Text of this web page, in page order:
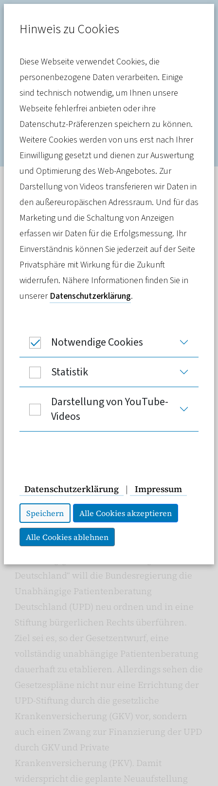
Versorgung
Pläne zur UPD-Reform gehen
in falsche Richtung
Pressemitteilung 01. März 2023
Gemeinsame Pressemitteilung des GKV-
Spitzenverbands und des PKV-Verbands
anlässlich der öffentlichen Anhörung
vor dem Gesundheitsausschuss des
Deutschen Bundestages zum
Gesetzentwurf zur Errichtung einer
Stiftung Unabhängige
Mit dem heute in der Anhörung des
Gesundheitsausschusses des Bundestages
beratenen „15. Gesetz zur Änderung des
Fünften Buches Sozialgesetzbuch - Stiftung
Deutschland“ will die Bundesregierung die
Unabhängige Patientenberatung
Deutschland (UPD) neu ordnen und in eine
Stiftung bürgerlichen Rechts überführen.
Ziel sei es, so der Gesetzentwurf, eine
vollständig unabhängige Patientenberatung
dauerhaft zu etablieren. Allerdings sehen die
Gesetzespläne nicht nur eine Errichtung der
UPD-Stiftung durch die gesetzliche
Krankenversicherung (GKV) vor, sondern
auch einen Zwang zur Finanzierung der UPD
durch GKV und Private
Krankenversicherung (PKV). Damit
widerspricht die geplante Neuaufstellung
Hinweis zu Cookies
Diese Webseite verwendet Cookies, die
personenbezogene Daten verarbeiten. Einige
sind technisch notwendig, um Ihnen unsere
Webseite fehlerfrei anbieten oder ihre
Datenschutz-Präferenzen speichern zu können.
Weitere Cookies werden von uns erst nach Ihrer
Einwilligung gesetzt und dienen zur Auswertung
und Optimierung des Web-Angebotes. Zur
Darstellung von Videos transferieren wir Daten in
den außereuropäischen Adressraum. Und für das
Marketing und die Schaltung von Anzeigen
erfassen wir Daten für die Erfolgsmessung. Ihr
Einverständnis können Sie jederzeit auf der Seite
Privatsphäre mit Wirkung für die Zukunft
widerrufen. Nähere Informationen finden Sie in
unserer Datenschutzerklärung.
Notwendige Cookies
Statistik
Darstellung von YouTube-
Videos
Datenschutzerklärung | Impressum
Speichern Alle Cookies akzeptieren
Alle Cookies ablehnen